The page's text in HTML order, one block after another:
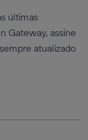
últimas
Gateway, assine
atualizado